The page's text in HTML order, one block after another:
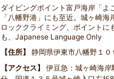
ダイビングポイント富戸海岸「よ
「八幡野港」にも至近。城ヶ崎
ロッククライミング、ポイントに
も、Japanese Language Only
住所
静岡県伊東市八幡野１０
アクセス
伊豆急：城ヶ崎海